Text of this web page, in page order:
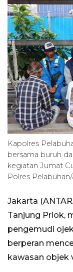
Kapolres
bersama buruh
kegiatan Jumat
Polres
Jakarta
Tanjung Priok,
pengemudi
berperan
kawasan objek